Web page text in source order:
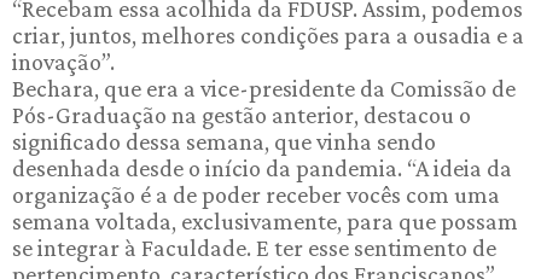
“Recebam essa acolhida da FDUSP. Assim, podemos
criar, juntos, melhores condições para a ousadia e a
inovação”.
Bechara, que era a vice-presidente da Comissão de
Pós-Graduação na gestão anterior, destacou o
significado dessa semana, que vinha sendo
desenhada desde o início da pandemia. “A ideia da
organização é a de poder receber vocês com uma
semana voltada, exclusivamente, para que possam
se integrar à Faculdade. E ter esse sentimento de